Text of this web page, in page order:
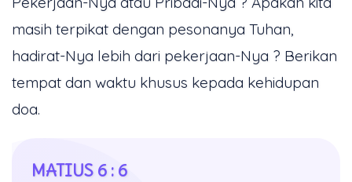
masih terpikat dengan pesonanya Tuhan,
hadirat-Nya lebih dari pekerjaan-Nya ? Berikan
tempat dan waktu khusus kepada kehidupan
doa.
MATIUS 6 : 6